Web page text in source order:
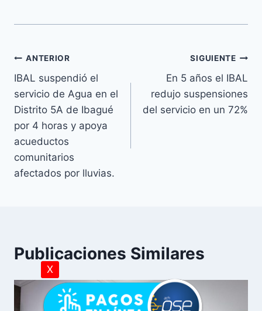
ANTERIOR
IBAL suspendió el
servicio de Agua en el
Distrito 5A de Ibagué
por 4 horas y apoya
acueductos
comunitarios
afectados por lluvias.
SIGUIENTE
En 5 años el IBAL
redujo suspensiones
del servicio en un 72%
Publicaciones Similares
X